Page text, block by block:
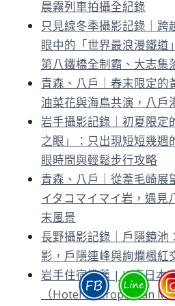
晨霧列車拍攝全紀錄
只見線冬季攝影記錄｜跨
眼中的「世界最浪漫鐵道
第八鐵橋全制霸、大志集
青森、八戶｜春末限定的
油菜花與海鳥共演，八戶
岩手攝影記錄｜初夏限定
之眼」：只出現短短幾週
眼時間與輕鬆步行攻略
青森、八戶｜從葦毛崎展
イタコマイマイ岩，遇見
末風景
長野攝影記錄｜戶隱鏡池
影，戶隱連峰與絢爛楓紅
岩手住宿推薦 | JR東日本
（Hotel Metropolitan